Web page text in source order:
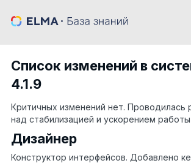
Список изменений в
4.1.9
Критичных изменений нет. Проводилась
над стабилизацией и ускорением
Дизайнер
Конструктор интерфейсов. Добавлено